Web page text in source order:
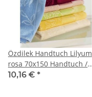
Özdilek Handtuch Lilyum
rosa 70x150 Handtuch /
Handtücher
10,16 € *